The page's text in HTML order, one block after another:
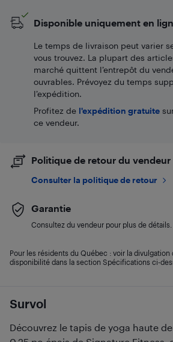
Survol
Découvrez le tapis de yoga haute
Disponible uniquement en
Le temps de livraison peut varier
vous trouvez. La plupart des
marché quittent l’entrepôt du
ouvrables. Prévoyez du temps
l’expédition.
Profitez de l'expédition gratuite
ce vendeur.
Politique de retour du vendeur
Consulter la politique de retour
Garantie
Consultez du vendeur pour plus de détails.
Pour les résidents du Québec : voir la divulgation
disponibilité dans la section Spécifications ci-